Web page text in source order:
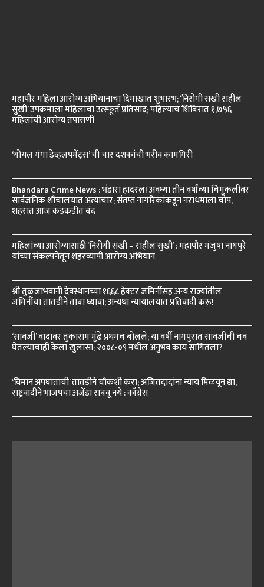
महापौर महिला आरोग्य अभियानाचा दिमाखात शुभारंभ; ‘निरोगी सखी राहील
सुखी’ उपक्रमाला महिलांचा उत्स्फूर्त प्रतिसाद; पहिल्याच शिबिरात १,७५६
महिलांची आरोग्य तपासणी
‘गोयल गंगा डेव्हलपमेंट्स’ ची चार दशकांची भरीव कामगिरी
Bhandara Crime News : भंडारा हादरलं! अवघ्या तीन वर्षांच्या चिमुकलीवर
सार्वजनिक शौचालयात अत्याचार; संतप्त नागरिकांकडून नराधमाला चोप,
शहरात आज कडकडीत बंद
महिलांच्या आरोग्यासाठी ‘निरोगी सखी – राहील सुखी’ : महापौर मंजुषा नागपुरे
यांच्या संकल्पनेतून शहरव्यापी आरोग्य अभियान
श्री तुळजाभवानी देवस्थानच्या १६६८ हेक्टर जमिनींसह अन्य राज्यांतील
जमिनींचा तातडीने ताबा घ्यावा; अन्यथा न्यायालयात प्रतिवादी करू!
‘सावजी’ वादावर तुकाराम मुंढे प्रथमच बोलले; या वर्षी नागपुरात सावजीची चव
घेतल्याचाही केला खुलासा; २००८-०९ मधील अनुभव काय सांगितला?
‘विमान अपघाताची’ तातडीने चौकशी करा; अजितदादांना न्याय मिळवून द्या,
राष्ट्रवादीने भाजपचा अजेंडा राबवू नये : काँग्रेस